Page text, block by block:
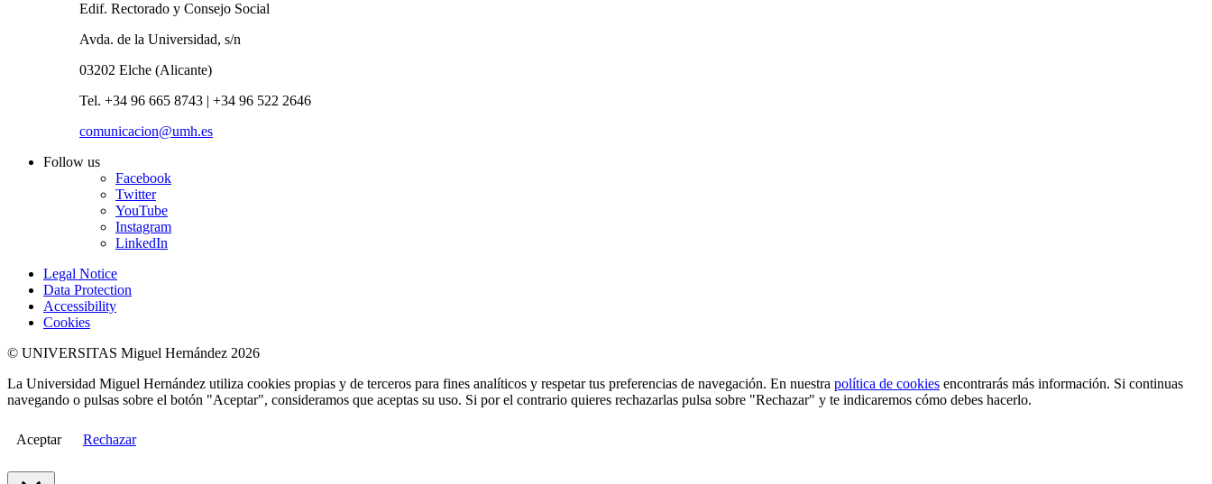
Edif. Rectorado y Consejo Social
Avda. de la Universidad, s/n
03202 Elche (Alicante)
Tel. +34 96 665 8743 | +34 96 522 2646
comunicacion@umh.es
Follow us
Facebook
Twitter
YouTube
Instagram
LinkedIn
Legal Notice
Data Protection
Accessibility
Cookies
© UNIVERSITAS Miguel Hernández 2026
La Universidad Miguel Hernández utiliza cookies propias y de terceros para fines analíticos y respetar tus preferencias de navegación. En nuestra política de cookies encontrarás más información. Si continuas
navegando o pulsas sobre el botón "Aceptar", consideramos que aceptas su uso. Si por el contrario quieres rechazarlas pulsa sobre "Rechazar" y te indicaremos cómo debes hacerlo.
Aceptar Rechazar